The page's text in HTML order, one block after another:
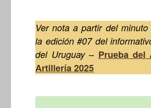
Ver nota a partir del
la edición #07 del
del Uruguay– Prueba del
Artillería 2025